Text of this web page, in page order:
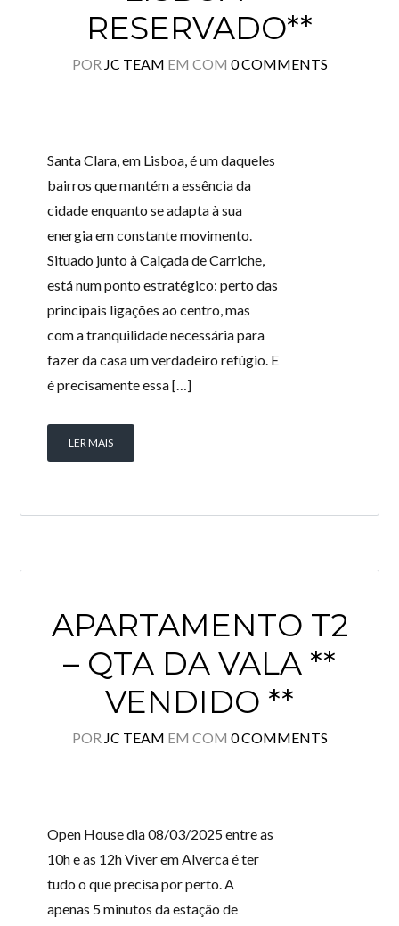
RESERVADO**
POR JC TEAM EM COM 0 COMMENTS
Santa Clara, em Lisboa, é um daqueles
bairros que mantém a essência da
cidade enquanto se adapta à sua
energia em constante movimento.
Situado junto à Calçada de Carriche,
está num ponto estratégico: perto das
principais ligações ao centro, mas
com a tranquilidade necessária para
fazer da casa um verdadeiro refúgio. E
é precisamente essa […]
LER MAIS
APARTAMENTO T2
– QTA DA VALA **
VENDIDO **
POR JC TEAM EM COM 0 COMMENTS
Open House dia 08/03/2025 entre as
10h e as 12h Viver em Alverca é ter
tudo o que precisa por perto. A
apenas 5 minutos da estação de